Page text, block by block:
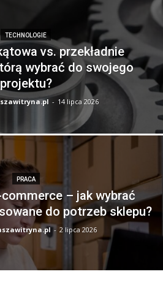
TECHNOLOGIE
vs. przekładnie
wybrać do swojego
projektu?
- 14 lipca 2026
PRACA
– jak wybrać
do potrzeb sklepu?
- 2 lipca 2026